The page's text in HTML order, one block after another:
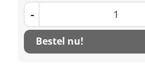
-
Bestel nu!